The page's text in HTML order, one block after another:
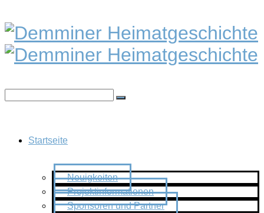
Startseite
Neuigkeiten
Projektinformationen
Sponsoren und Partner